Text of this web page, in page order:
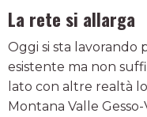
La rete si allarga
Oggi si sta lavorando
esistente ma non
lato con altre realtà
Montana Valle